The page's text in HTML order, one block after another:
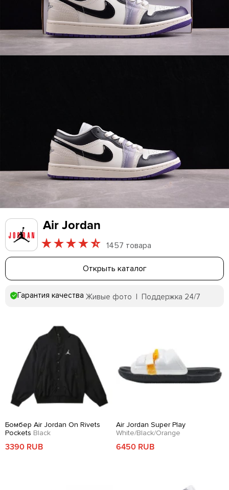
Air Jordan
1457 товара
Открыть каталог
Гарантия качества Живые фото | Поддержка 24/7
Бомбер Air Jordan On Rivets
Pockets Black
3390 RUB
Air Jordan Super Play
White/Black/Orange
6450 RUB